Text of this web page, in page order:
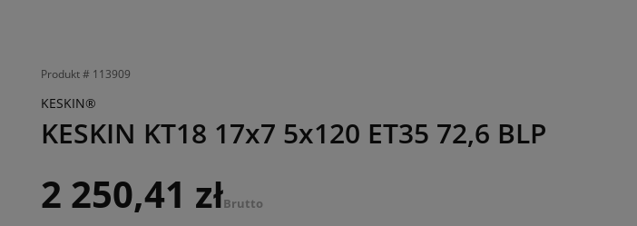
Produkt # 113909
KESKIN®
KESKIN KT18 17x7 5x120 ET35 72,6 BLP
2 250,41 złBrutto